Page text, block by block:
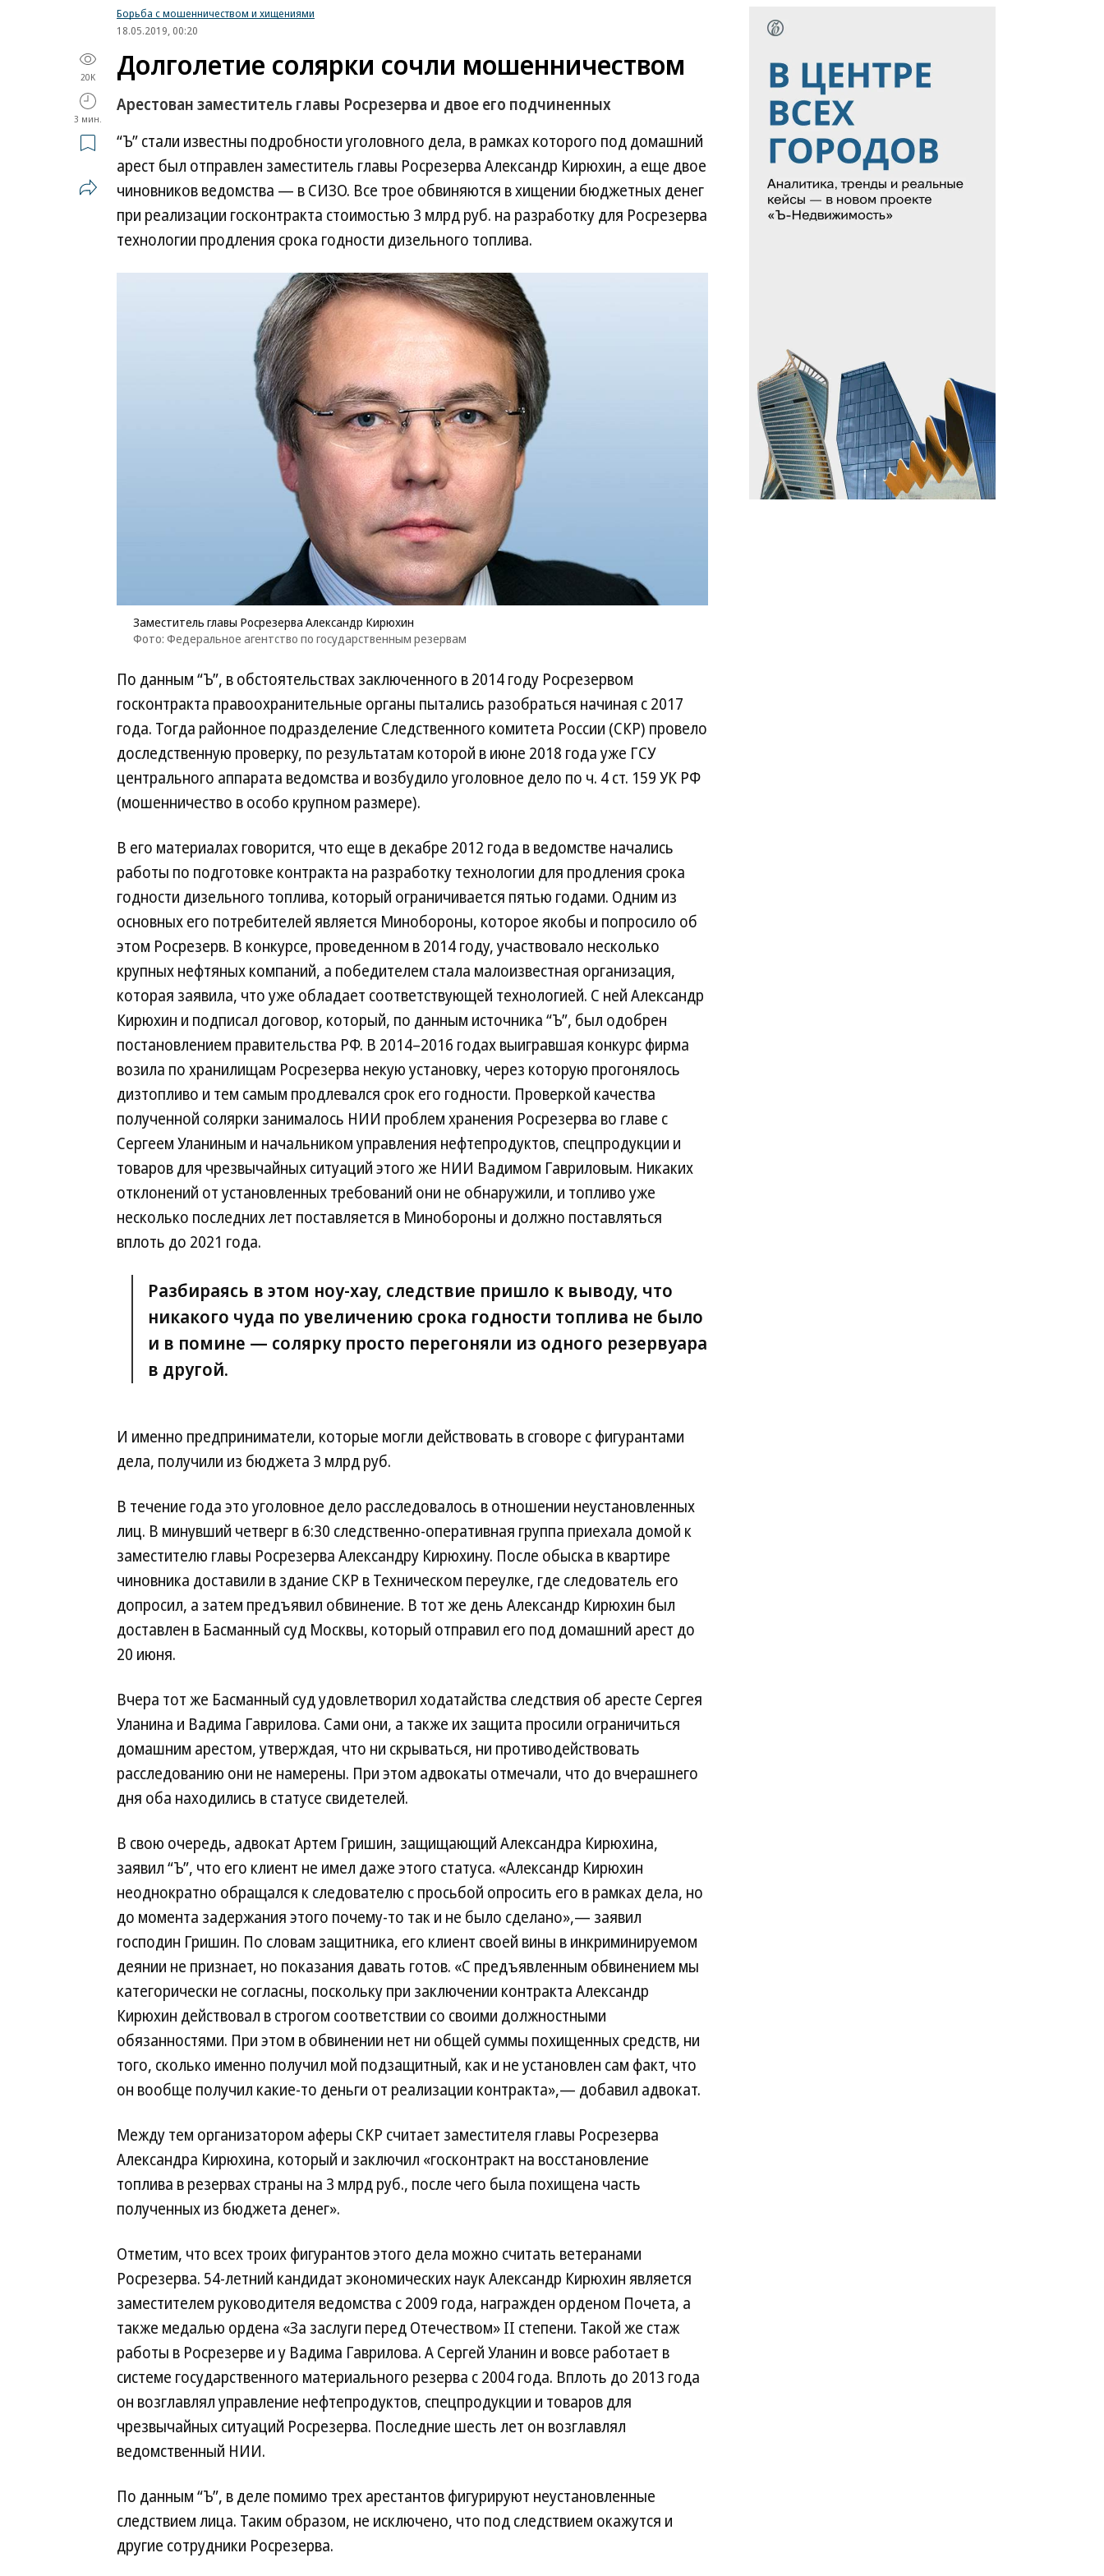
Борьба с мошенничеством и хищениями
18.05.2019, 00:20
20K
3 мин.
Долголетие солярки сочли мошенничеством
Арестован заместитель главы Росрезерва и двое его подчиненных
“Ъ” стали известны подробности уголовного дела, в рамках которого под домашний
арест был отправлен заместитель главы Росрезерва Александр Кирюхин, а еще двое
чиновников ведомства — в СИЗО. Все трое обвиняются в хищении бюджетных денег
при реализации госконтракта стоимостью 3 млрд руб. на разработку для Росрезерва
технологии продления срока годности дизельного топлива.
Заместитель главы Росрезерва Александр Кирюхин
Фото: Федеральное агентство по государственным резервам
По данным “Ъ”, в обстоятельствах заключенного в 2014 году Росрезервом
госконтракта правоохранительные органы пытались разобраться начиная с 2017
года. Тогда районное подразделение Следственного комитета России (СКР) провело
доследственную проверку, по результатам которой в июне 2018 года уже ГСУ
центрального аппарата ведомства и возбудило уголовное дело по ч. 4 ст. 159 УК РФ
(мошенничество в особо крупном размере).
В его материалах говорится, что еще в декабре 2012 года в ведомстве начались
работы по подготовке контракта на разработку технологии для продления срока
годности дизельного топлива, который ограничивается пятью годами. Одним из
основных его потребителей является Минобороны, которое якобы и попросило об
этом Росрезерв. В конкурсе, проведенном в 2014 году, участвовало несколько
крупных нефтяных компаний, а победителем стала малоизвестная организация,
которая заявила, что уже обладает соответствующей технологией. С ней Александр
Кирюхин и подписал договор, который, по данным источника “Ъ”, был одобрен
постановлением правительства РФ. В 2014–2016 годах выигравшая конкурс фирма
возила по хранилищам Росрезерва некую установку, через которую прогонялось
дизтопливо и тем самым продлевался срок его годности. Проверкой качества
полученной солярки занималось НИИ проблем хранения Росрезерва во главе с
Сергеем Уланиным и начальником управления нефтепродуктов, спецпродукции и
товаров для чрезвычайных ситуаций этого же НИИ Вадимом Гавриловым. Никаких
отклонений от установленных требований они не обнаружили, и топливо уже
несколько последних лет поставляется в Минобороны и должно поставляться
вплоть до 2021 года.
Разбираясь в этом ноу-хау, следствие пришло к выводу, что
никакого чуда по увеличению срока годности топлива не было
и в помине — солярку просто перегоняли из одного резервуара
в другой.
И именно предприниматели, которые могли действовать в сговоре с фигурантами
дела, получили из бюджета 3 млрд руб.
В течение года это уголовное дело расследовалось в отношении неустановленных
лиц. В минувший четверг в 6:30 следственно-оперативная группа приехала домой к
заместителю главы Росрезерва Александру Кирюхину. После обыска в квартире
чиновника доставили в здание СКР в Техническом переулке, где следователь его
допросил, а затем предъявил обвинение. В тот же день Александр Кирюхин был
доставлен в Басманный суд Москвы, который отправил его под домашний арест до
20 июня.
Вчера тот же Басманный суд удовлетворил ходатайства следствия об аресте Сергея
Уланина и Вадима Гаврилова. Сами они, а также их защита просили ограничиться
домашним арестом, утверждая, что ни скрываться, ни противодействовать
расследованию они не намерены. При этом адвокаты отмечали, что до вчерашнего
дня оба находились в статусе свидетелей.
В свою очередь, адвокат Артем Гришин, защищающий Александра Кирюхина,
заявил “Ъ”, что его клиент не имел даже этого статуса. «Александр Кирюхин
неоднократно обращался к следователю с просьбой опросить его в рамках дела, но
до момента задержания этого почему-то так и не было сделано»,— заявил
господин Гришин. По словам защитника, его клиент своей вины в инкриминируемом
деянии не признает, но показания давать готов. «С предъявленным обвинением мы
категорически не согласны, поскольку при заключении контракта Александр
Кирюхин действовал в строгом соответствии со своими должностными
обязанностями. При этом в обвинении нет ни общей суммы похищенных средств, ни
того, сколько именно получил мой подзащитный, как и не установлен сам факт, что
он вообще получил какие-то деньги от реализации контракта»,— добавил адвокат.
Между тем организатором аферы СКР считает заместителя главы Росрезерва
Александра Кирюхина, который и заключил «госконтракт на восстановление
топлива в резервах страны на 3 млрд руб., после чего была похищена часть
полученных из бюджета денег».
Отметим, что всех троих фигурантов этого дела можно считать ветеранами
Росрезерва. 54-летний кандидат экономических наук Александр Кирюхин является
заместителем руководителя ведомства с 2009 года, награжден орденом Почета, а
также медалью ордена «За заслуги перед Отечеством» II степени. Такой же стаж
работы в Росрезерве и у Вадима Гаврилова. А Сергей Уланин и вовсе работает в
системе государственного материального резерва с 2004 года. Вплоть до 2013 года
он возглавлял управление нефтепродуктов, спецпродукции и товаров для
чрезвычайных ситуаций Росрезерва. Последние шесть лет он возглавлял
ведомственный НИИ.
По данным “Ъ”, в деле помимо трех арестантов фигурируют неустановленные
следствием лица. Таким образом, не исключено, что под следствием окажутся и
другие сотрудники Росрезерва.